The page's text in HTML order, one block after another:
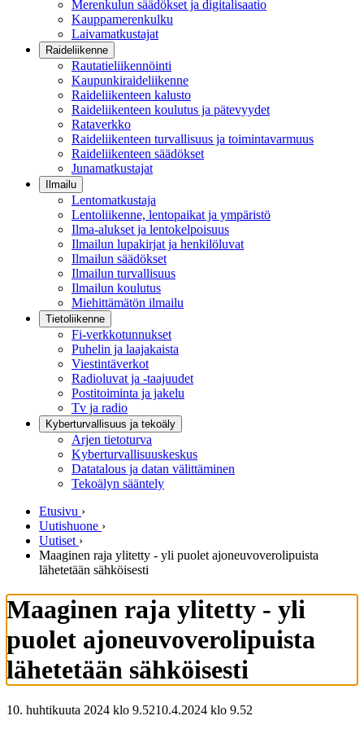
Merenkulun säädökset ja digitalisaatio
Kauppamerenkulku
Laivamatkustajat
Raideliikenne
Rautatieliikennöinti
Kaupunkiraideliikenne
Raideliikenteen kalusto
Raideliikenteen koulutus ja pätevyydet
Rataverkko
Raideliikenteen turvallisuus ja toimintavarmuus
Raideliikenteen säädökset
Junamatkustajat
Ilmailu
Lentomatkustaja
Lentoliikenne, lentopaikat ja ympäristö
Ilma-alukset ja lentokelpoisuus
Ilmailun lupakirjat ja henkilöluvat
Ilmailun säädökset
Ilmailun turvallisuus
Ilmailun koulutus
Miehittämätön ilmailu
Tietoliikenne
Fi-verkkotunnukset
Puhelin ja laajakaista
Viestintäverkot
Radioluvat ja -taajuudet
Postitoiminta ja jakelu
Tv ja radio
Kyberturvallisuus ja tekoäly
Arjen tietoturva
Kyberturvallisuuskeskus
Datatalous ja datan välittäminen
Tekoälyn sääntely
Etusivu ›
Uutishuone ›
Uutiset ›
Maaginen raja ylitetty - yli puolet ajoneuvoverolipuista
lähetetään sähköisesti
Maaginen raja ylitetty - yli
puolet ajoneuvoverolipuista
lähetetään sähköisesti
10. huhtikuuta 2024 klo 9.5210.4.2024 klo 9.52